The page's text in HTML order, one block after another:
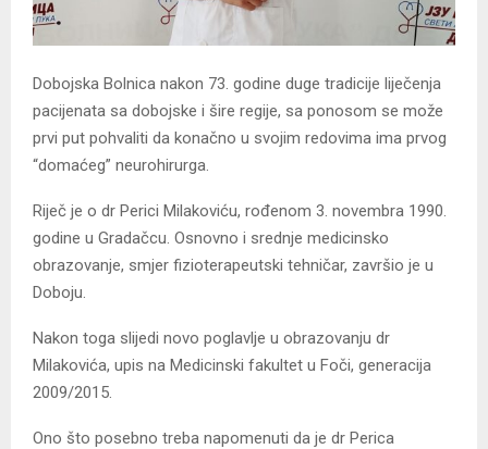
Dobojska Bolnica nakon 73. godine duge tradicije liječenja
pacijenata sa dobojske i šire regije, sa ponosom se može
prvi put pohvaliti da konačno u svojim redovima ima prvog
“domaćeg” neurohirurga.
Riječ je o dr Perici Milakoviću, rođenom 3. novembra 1990.
godine u Gradačcu. Osnovno i srednje medicinsko
obrazovanje, smjer fizioterapeutski tehničar, završio je u
Doboju.
Nakon toga slijedi novo poglavlje u obrazovanju dr
Milakovića, upis na Medicinski fakultet u Foči, generacija
2009/2015.
Ono što posebno treba napomenuti da je dr Perica